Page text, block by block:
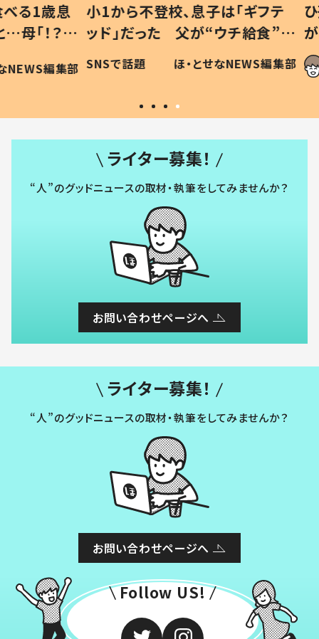
歳息
？」
編集部
小1から不登校、息子は「ギフテ
ッド」だった 父が“ウチ給食”を
作り続ける理由とは #令和の親
#令和の子
SNSで話題 ほ・とせなNEWS編集部
ひ孫
が、
「涙が
い」
ライター募集！
“人”のグッドニュースの取材・執筆をしてみませんか？
お問い合わせページへ
ライター募集！
“人”のグッドニュースの取材・執筆をしてみませんか？
お問い合わせページへ
Follow US!